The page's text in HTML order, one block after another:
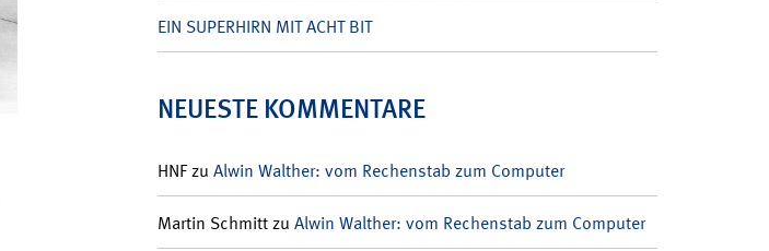
EIN SUPERHIRN MIT ACHT BIT
NEUESTE KOMMENTARE
HNFzu Alwin Walther: vom Rechenstab zum Computer
Martin Schmittzu Alwin Walther: vom Rechenstab zum Computer